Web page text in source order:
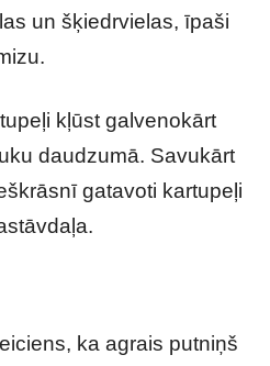
un šķiedrvielas, īpaši
kļūst galvenokārt
daudzumā. Savukārt
gatavoti kartupeļi
ka agrais putniņš